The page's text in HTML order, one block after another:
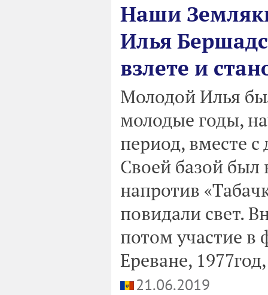
Наши
Илья
взлете и
Молодой Илья
молодые годы,
период, вместе
Своей базой был
напротив
повидали свет.
потом участие в
Ереване,
21.06.2019